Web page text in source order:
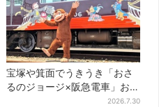
宝塚や箕面でうきうき「おさ
るのジョージ×阪急電車」お披
露目！マルーンの制服で神2026.7.30